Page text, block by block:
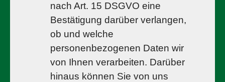
nach Art. 15 DSGVO eine
Bestätigung darüber verlangen,
ob und welche
personenbezogenen Daten wir
von Ihnen verarbeiten. Darüber
hinaus können Sie von uns